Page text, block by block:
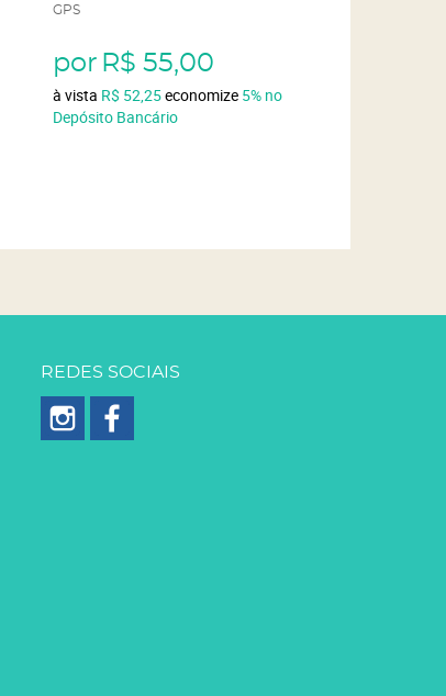
GPS
por R$ 55,00
à vista R$ 52,25economize 5% no
Depósito Bancário
REDES SOCIAIS